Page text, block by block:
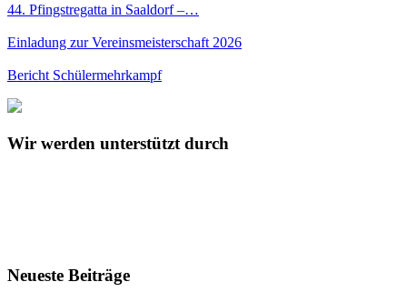
44. Pfingstregatta in Saaldorf –…
Einladung zur Vereinsmeisterschaft 2026
Bericht Schülermehrkampf
Wir werden unterstützt durch
Neueste Beiträge